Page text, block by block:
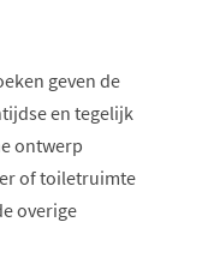
geven de
en tegelijk
ontwerp
of toiletruimte
overige